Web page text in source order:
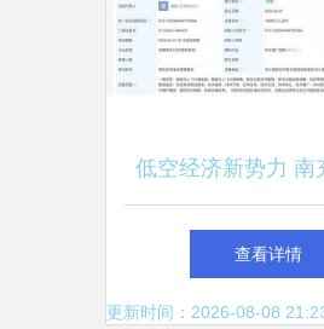
低空经济新势力 南
科携1亿注册资本进
人飞行器市
查看详情
更新时间：2026-08-08